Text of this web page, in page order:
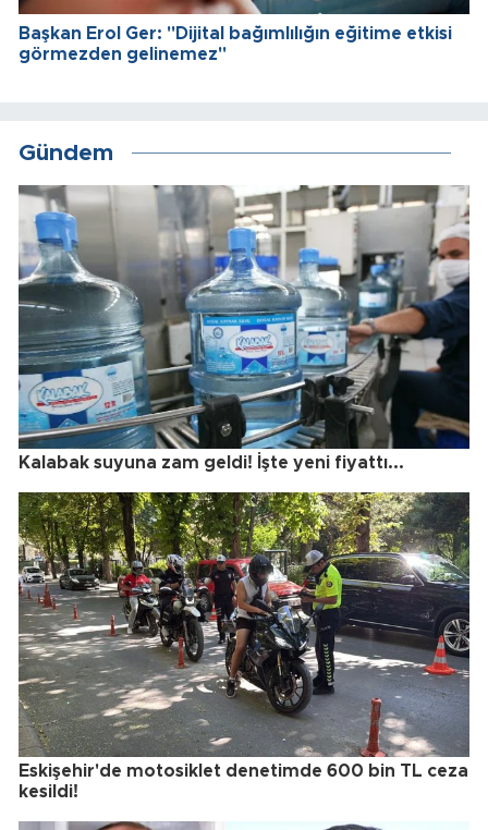
Başkan Erol Ger: "Dijital bağımlılığın eğitime etkisi
görmezden gelinemez"
Gündem
Kalabak suyuna zam geldi! İşte yeni fiyattı...
Eskişehir'de motosiklet denetimde 600 bin TL ceza
kesildi!